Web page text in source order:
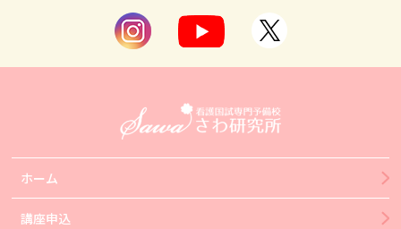
ホーム
講座申込